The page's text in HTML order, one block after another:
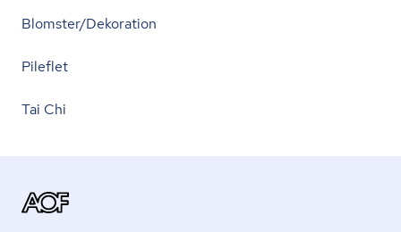
Blomster/Dekoration
Pileflet
Tai Chi